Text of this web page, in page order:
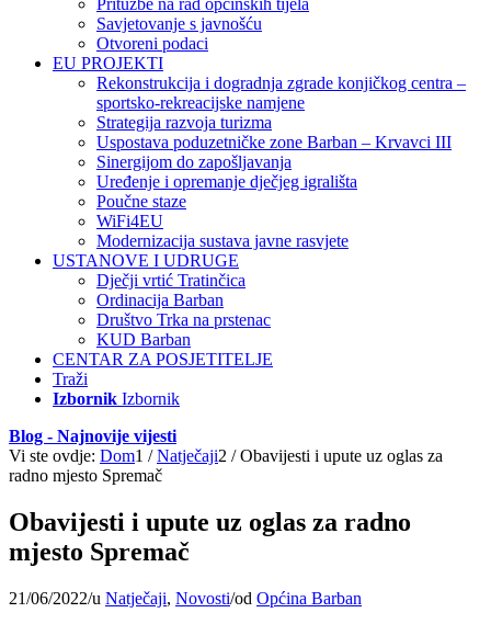
Pritužbe na rad općinskih tijela
Savjetovanje s javnošću
Otvoreni podaci
EU PROJEKTI
Rekonstrukcija i dogradnja zgrade konjičkog centra –
sportsko-rekreacijske namjene
Strategija razvoja turizma
Uspostava poduzetničke zone Barban – Krvavci III
Sinergijom do zapošljavanja
Uređenje i opremanje dječjeg igrališta
Poučne staze
WiFi4EU
Modernizacija sustava javne rasvjete
USTANOVE I UDRUGE
Dječji vrtić Tratinčica
Ordinacija Barban
Društvo Trka na prstenac
KUD Barban
CENTAR ZA POSJETITELJE
Traži
Izbornik Izbornik
Blog - Najnovije vijesti
Vi ste ovdje: Dom1 / Natječaji2 / Obavijesti i upute uz oglas za
radno mjesto Spremač
Obavijesti i upute uz oglas za radno
mjesto Spremač
21/06/2022/u Natječaji, Novosti/od Općina Barban